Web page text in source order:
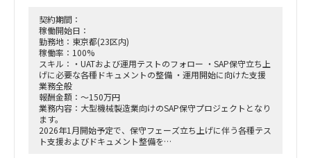
契約期間：
稼働開始日：
勤務地：東京都(23区内)
稼働率：100%
スキル：・UATおよび運用テストのフォロー ・SAP保守立ち上
げに必要な各種ドキュメントの整備 ・運用開始に向けた支援
業務全般
報酬金額：～150万円
業務内容：大型機械製造業向けのSAP保守プロジェクトとなり
ます。
2026年1月開始予定で、保守フェーズ立ち上げに伴う各種テス
ト支援およびドキュメント整備を